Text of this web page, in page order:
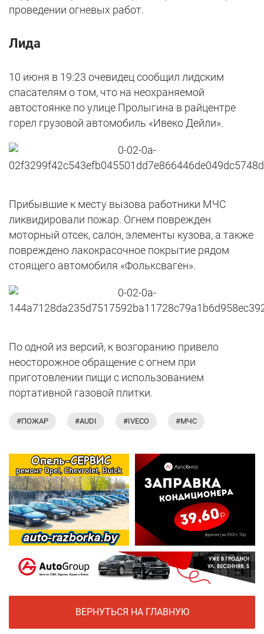
проведении огневых работ.
Лида
10 июня в 19:23 очевидец сообщил лидским
спасателям о том, что на неохраняемой
автостоянке по улице Пролыгина в райцентре
горел грузовой автомобиль «Ивеко Дейли».
Прибывшие к месту вызова работники МЧС
ликвидировали пожар. Огнем поврежден
моторный отсек, салон, элементы кузова, а также
повреждено лакокрасочное покрытие рядом
стоящего автомобиля «Фольксваген».
По одной из версий, к возгоранию привело
неосторожное обращение с огнем при
приготовлении пищи с использованием
портативной газовой плитки.
#ПОЖАР #AUDI #IVECO #МЧС
ВЕРНУТЬСЯ НА ГЛАВНУЮ